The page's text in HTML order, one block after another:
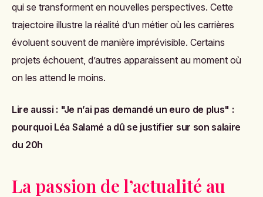
qui se transforment en nouvelles perspectives. Cette
trajectoire illustre la réalité d’un métier où les carrières
évoluent souvent de manière imprévisible. Certains
projets échouent, d’autres apparaissent au moment où
on les attend le moins.
Lire aussi : "Je n’ai pas demandé un euro de plus" :
pourquoi Léa Salamé a dû se justifier sur son salaire
du 20h
La passion de l’actualité au